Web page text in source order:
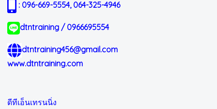
: 096-669-5554, 064-325-4946
dtntraining / 0966695554
dtntraining456@gmail.com
www.dtntraining.com
ดีทีเอ็นเทรนนิ่ง